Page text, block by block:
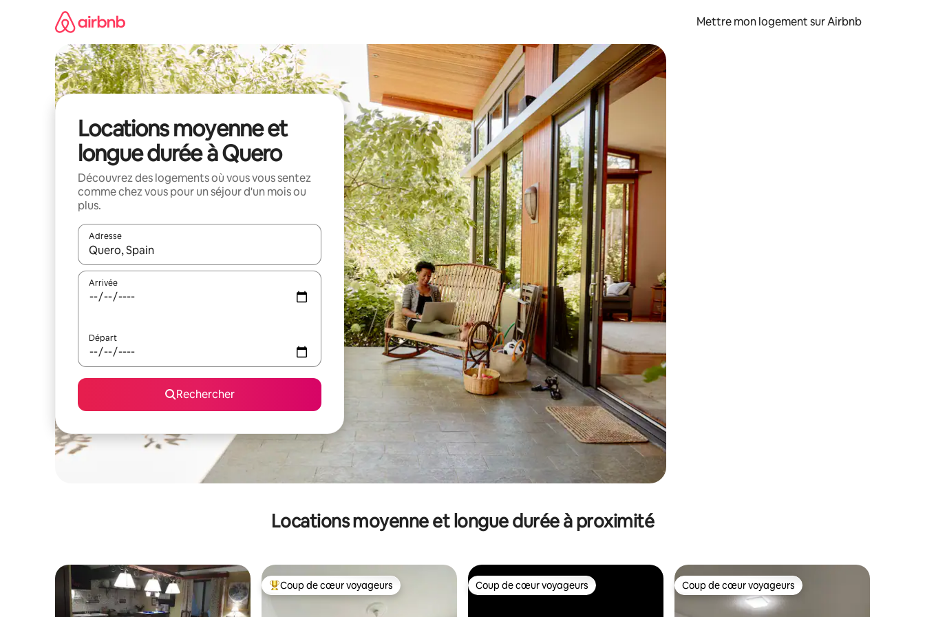
Mettre mon logement sur Airbnb
Locations moyenne et
longue durée à Quero
Découvrez des logements où vous vous sentez
comme chez vous pour un séjour d'un mois ou
plus.
Adresse
Lorsque les résultats s'affichent, utilisez les flèches vers le haut et vers le bas pour les parcourir ou en appuyant et en faisant glisser.
Arrivée
Départ
Rechercher
Locations moyenne et longue durée à proximité
Coups de cœur voyageurs les plus appréciés
Coup de cœur voyageurs Coup de cœur voyageurs
Coup de cœur voyageurs Coup de cœur voyageurs
Coup de cœur voyageurs